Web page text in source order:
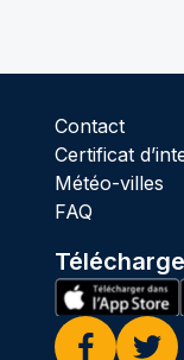
Contact
Certificat
Météo-villes
FAQ